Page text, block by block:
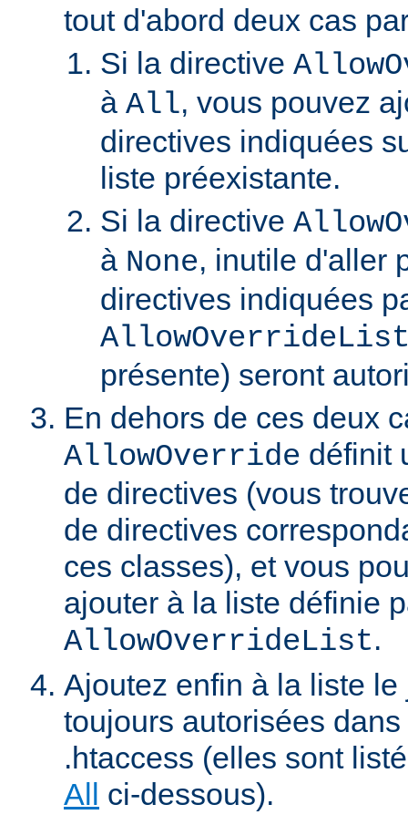
tout d'abord deux cas
Si la directive
à All, vous pouvez
directives indiquées
liste préexistante.
Si la directive
à None, inutile d'aller
directives indiquées
présente) seront
En dehors de ces deux
AllowOverride définit
de directives (vous
de directives
ces classes), et vous
ajouter à la liste définie
AllowOverrideList.
Ajoutez enfin à la liste
toujours autorisées
.htaccess (elles sont
All ci-dessous).